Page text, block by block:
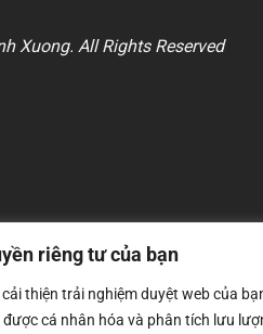
riêng tư của bạn
thiện trải nghiệm duyệt web của
cá nhân hóa và phân tích lưu
Xuong. All Rights Reserved